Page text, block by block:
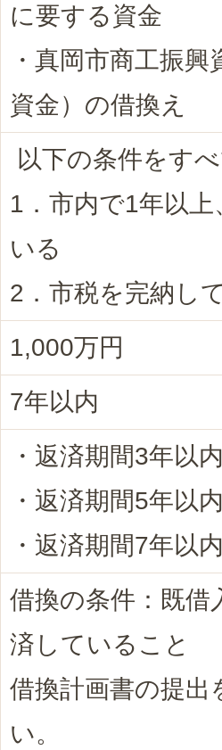
に要する資金
・真岡市商工振
資金）の借換え
以下の条件をす
1．市内で1年以
いる
2．市税を完納し
1,000万円
7年以内
・返済期間3年以
・返済期間5年以
・返済期間7年以
借換の条件：既借
済していること
借換計画書の提
い。